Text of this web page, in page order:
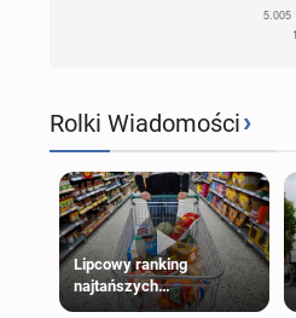
Rolki Wiadomości›
Lipcowy ranking
najtańszych
supermarketów